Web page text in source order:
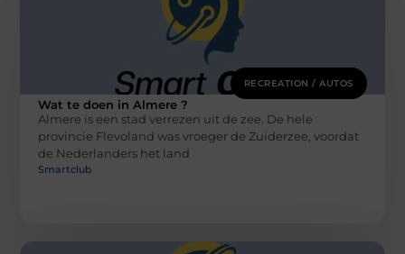
RECREATION / AUTOS
Wat te doen in Almere ?
Almere is een stad verrezen uit de zee. De hele
provincie Flevoland was vroeger de Zuiderzee, voordat
de Nederlanders het land
Smartclub